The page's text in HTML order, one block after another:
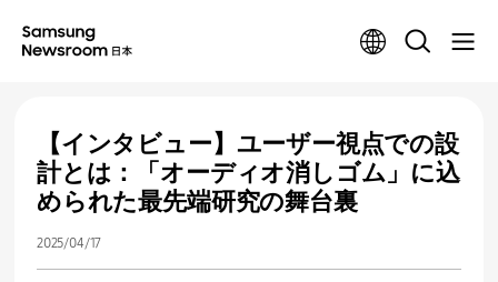
【インタビュー】ユーザー視点での設
計とは：「オーディオ消しゴム」に込
められた最先端研究の舞台裏
2025/04/17